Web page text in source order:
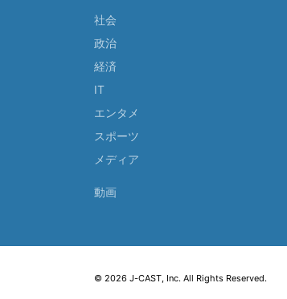
社会
政治
経済
IT
エンタメ
スポーツ
メディア
動画
© 2026 J-CAST, Inc. All Rights Reserved.